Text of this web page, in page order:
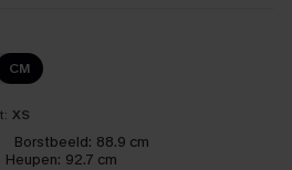
CM
XS
Borstbeeld: 88.9 cm
Heupen: 92.7 cm